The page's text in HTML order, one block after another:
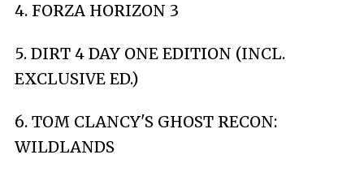
4. FORZA HORIZON 3
5. DIRT 4 DAY ONE EDITION (INCL.
EXCLUSIVE ED.)
6. TOM CLANCY'S GHOST RECON:
WILDLANDS